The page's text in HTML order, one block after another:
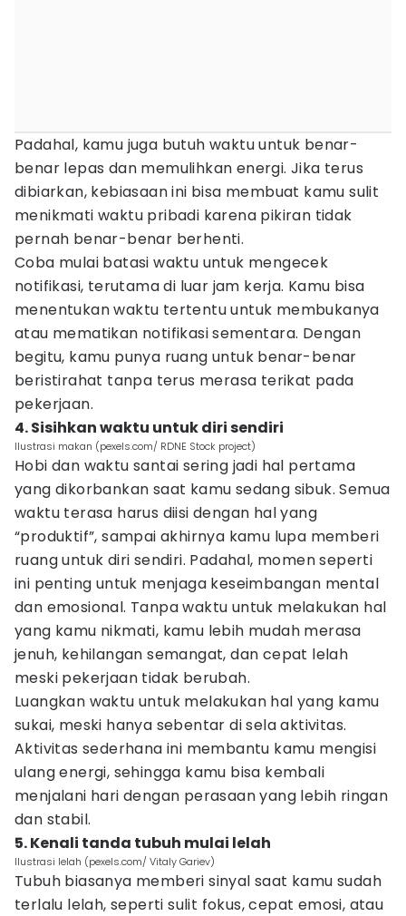
Padahal, kamu juga butuh waktu untuk benar-
benar lepas dan memulihkan energi. Jika terus
dibiarkan, kebiasaan ini bisa membuat kamu sulit
menikmati waktu pribadi karena pikiran tidak
pernah benar-benar berhenti.
Coba mulai batasi waktu untuk mengecek
notifikasi, terutama di luar jam kerja. Kamu bisa
menentukan waktu tertentu untuk membukanya
atau mematikan notifikasi sementara. Dengan
begitu, kamu punya ruang untuk benar-benar
beristirahat tanpa terus merasa terikat pada
pekerjaan.
4. Sisihkan waktu untuk diri sendiri
Ilustrasi makan (pexels.com/ RDNE Stock project)
Hobi dan waktu santai sering jadi hal pertama
yang dikorbankan saat kamu sedang sibuk. Semua
waktu terasa harus diisi dengan hal yang
“produktif”, sampai akhirnya kamu lupa memberi
ruang untuk diri sendiri. Padahal, momen seperti
ini penting untuk menjaga keseimbangan mental
dan emosional. Tanpa waktu untuk melakukan hal
yang kamu nikmati, kamu lebih mudah merasa
jenuh, kehilangan semangat, dan cepat lelah
meski pekerjaan tidak berubah.
Luangkan waktu untuk melakukan hal yang kamu
sukai, meski hanya sebentar di sela aktivitas.
Aktivitas sederhana ini membantu kamu mengisi
ulang energi, sehingga kamu bisa kembali
menjalani hari dengan perasaan yang lebih ringan
dan stabil.
5. Kenali tanda tubuh mulai lelah
Ilustrasi lelah (pexels.com/ Vitaly Gariev)
Tubuh biasanya memberi sinyal saat kamu sudah
terlalu lelah, seperti sulit fokus, cepat emosi, atau